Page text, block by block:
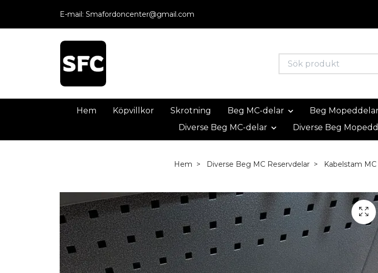
E-mail: Smafordoncenter@gmail.com
Hem Köpvillkor Skrotning Beg MC-delar Beg
Diverse Beg MC-delar
Diverse Beg
Hem Diverse Beg MC Reservdelar Kabelstam MC